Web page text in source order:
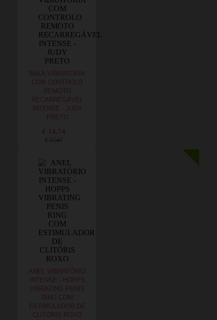
BALA VIBRATÓRIA
COM CONTROLO
REMOTO
RECARREGÁVEL
INTENSE - JUDY
PRETO
€ 14,74
€ 17,47
ANEL VIBRATÓRIO
INTENSE - HOPPS
VIBRATING PENIS
RING COM
ESTIMULADOR DE
CLITÓRIS ROXO